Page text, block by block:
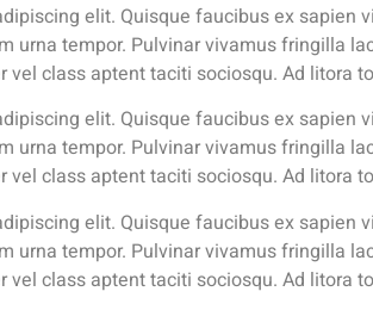
elit. Quisque faucibus ex
urna tempor. Pulvinar vivamus fringilla
vel class aptent taciti sociosqu. Ad litora
elit. Quisque faucibus ex
urna tempor. Pulvinar vivamus fringilla
vel class aptent taciti sociosqu. Ad litora
elit. Quisque faucibus ex
urna tempor. Pulvinar vivamus fringilla
vel class aptent taciti sociosqu. Ad litora